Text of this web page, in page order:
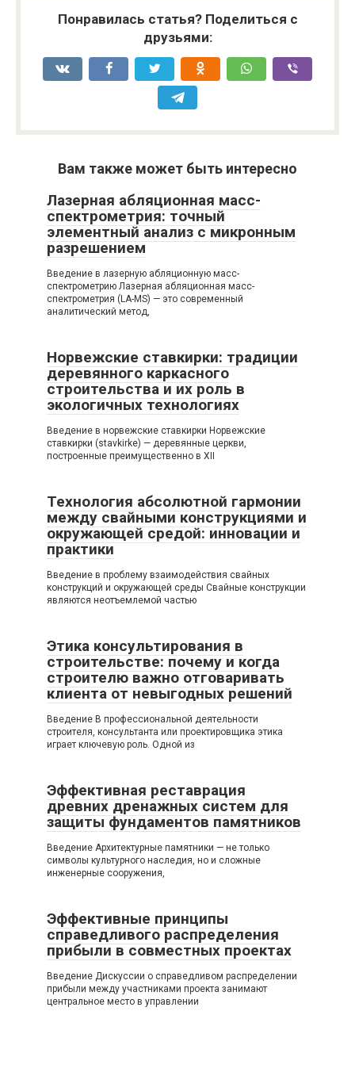
Понравилась статья? Поделиться с
друзьями:
Вам также может быть интересно
Лазерная абляционная масс-
спектрометрия: точный
элементный анализ с микронным
разрешением
Введение в лазерную абляционную масс-
спектрометрию Лазерная абляционная масс-
спектрометрия (LA-MS) — это современный
аналитический метод,
Норвежские ставкирки: традиции
деревянного каркасного
строительства и их роль в
экологичных технологиях
Введение в норвежские ставкирки Норвежские
ставкирки (stavkirke) — деревянные церкви,
построенные преимущественно в XII
Технология абсолютной гармонии
между свайными конструкциями и
окружающей средой: инновации и
практики
Введение в проблему взаимодействия свайных
конструкций и окружающей среды Свайные конструкции
являются неотъемлемой частью
Этика консультирования в
строительстве: почему и когда
строителю важно отговаривать
клиента от невыгодных решений
Введение В профессиональной деятельности
строителя, консультанта или проектировщика этика
играет ключевую роль. Одной из
Эффективная реставрация
древних дренажных систем для
защиты фундаментов памятников
Введение Архитектурные памятники — не только
символы культурного наследия, но и сложные
инженерные сооружения,
Эффективные принципы
справедливого распределения
прибыли в совместных проектах
Введение Дискуссии о справедливом распределении
прибыли между участниками проекта занимают
центральное место в управлении